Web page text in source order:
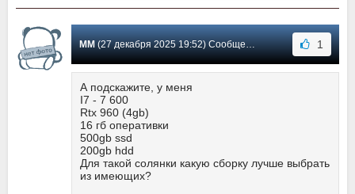
MM(27 декабря 2025 19:52) Сообщение #27 1
А подскажите, у меня
I7 - 7 600
Rtx 960 (4gb)
16 гб оперативки
500gb ssd
200gb hdd
Для такой солянки какую сборку лучше выбрать
из имеющих?